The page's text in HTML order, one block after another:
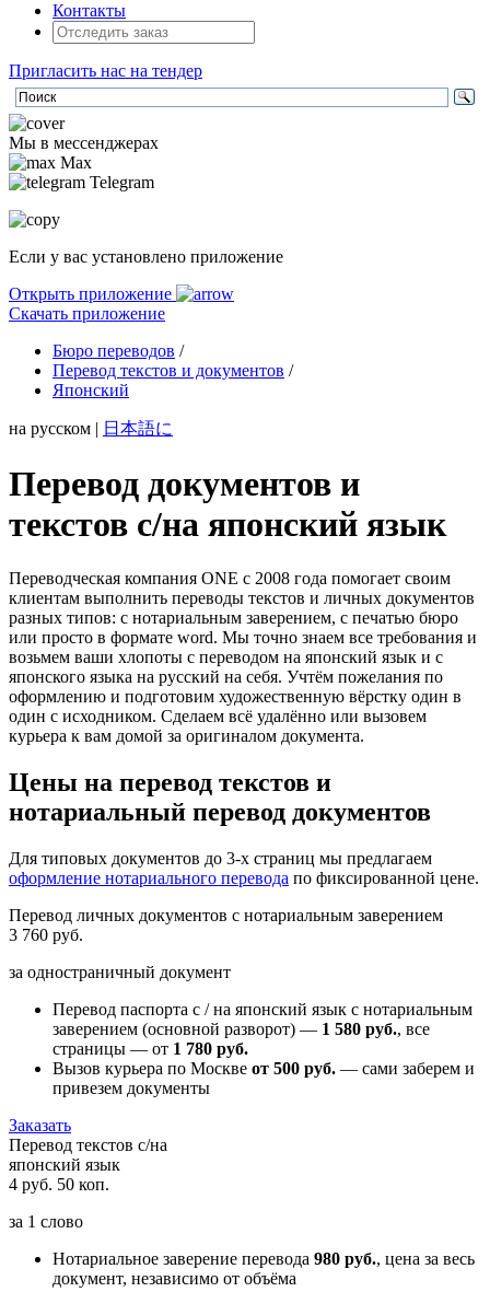
Контакты
Пригласить нас на тендер
Мы в мессенджерах
Max
Telegram
Если у вас установлено приложение
Открыть приложение
Скачать приложение
Бюро переводов /
Перевод текстов и документов /
Японский
на русском | 日本語に
Перевод документов и
текстов с/на японский язык
Переводческая компания ONE с 2008 года помогает своим
клиентам выполнить переводы текстов и личных документов
разных типов: с нотариальным заверением, с печатью бюро
или просто в формате word. Мы точно знаем все требования и
возьмем ваши хлопоты с переводом на японский язык и с
японского языкa на русский на себя. Учтём пожелания по
оформлению и подготовим художественную вёрстку один в
один с исходником. Сделаем всё удалённо или вызовем
курьера к вам домой за оригиналом документа.
Цены на перевод текстов и
нотариальный перевод документов
Для типовых документов до 3-х страниц мы предлагаем
оформление нотариального перевода по фиксированной цене.
Перевод личных документов с нотариальным заверением
3 760 руб.
за одностраничный документ
Перевод паспорта с / на японский язык с нотариальным
заверением (основной разворот) — 1 580 руб., все
страницы — от 1 780 руб.
Вызов курьера по Москве от 500 руб. — сами заберем и
привезем документы
Заказать
Перевод текстов с/на
японский язык
4 руб. 50 коп.
за 1 слово
Нотариальное заверение перевода 980 руб., цена за весь
документ, независимо от объёма